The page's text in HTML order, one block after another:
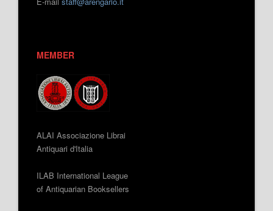
MEMBER
ALAI Associazione Librai
Antiquari d'Italia
ILAB International League
of Antiquarian Booksellers